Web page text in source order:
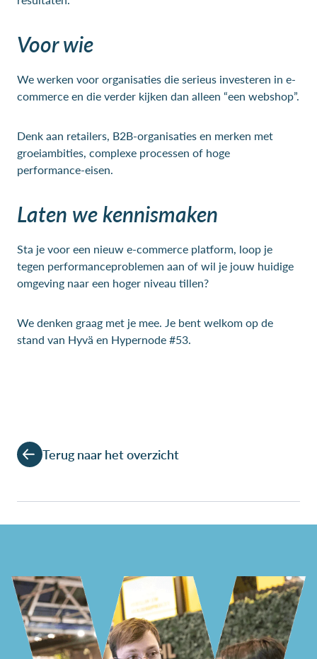
Voor wie
We werken voor organisaties die serieus investeren in e-
commerce en die verder kijken dan alleen “een webshop”.
Denk aan retailers, B2B-organisaties en merken met
groeiambities, complexe processen of hoge
performance-eisen.
Laten we kennismaken
Sta je voor een nieuw e-commerce platform, loop je
tegen performanceproblemen aan of wil je jouw huidige
omgeving naar een hoger niveau tillen?
We denken graag met je mee. Je bent welkom op de
stand van Hyvä en Hypernode #53.
Terug naar het overzicht